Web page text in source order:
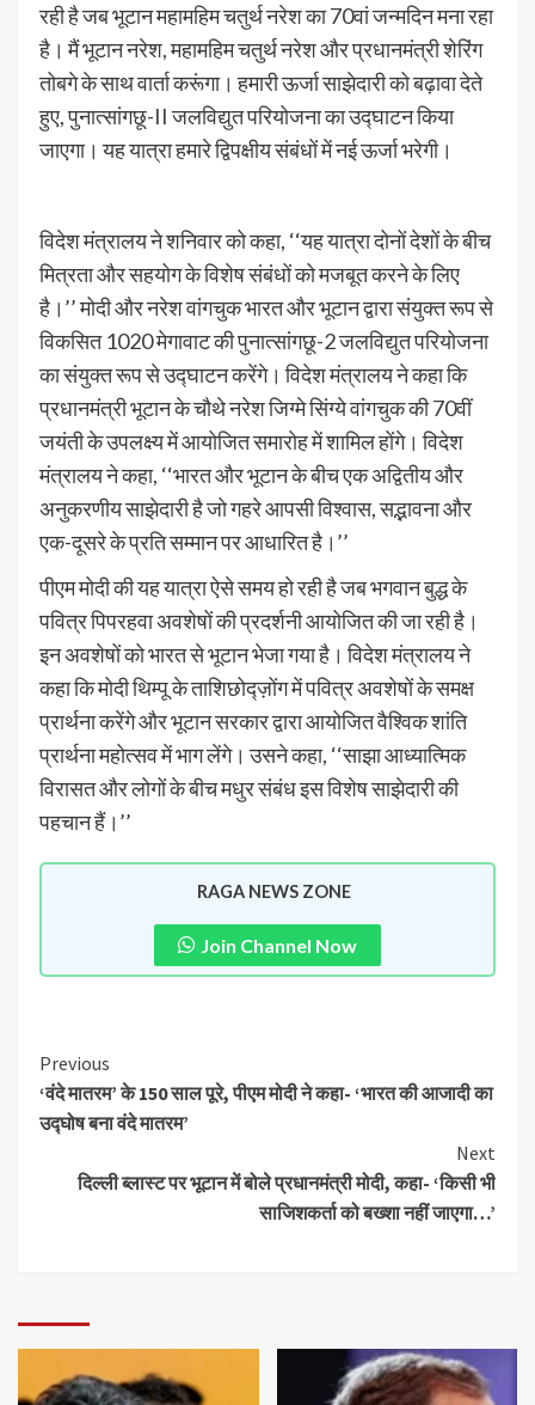
रही है जब भूटान महामहिम चतुर्थ नरेश का 70वां जन्मदिन मना रहा
है। मैं भूटान नरेश, महामहिम चतुर्थ नरेश और प्रधानमंत्री शेरिंग
तोबगे के साथ वार्ता करूंगा। हमारी ऊर्जा साझेदारी को बढ़ावा देते
हुए, पुनात्सांगछू-II जलविद्युत परियोजना का उद्घाटन किया
जाएगा। यह यात्रा हमारे द्विपक्षीय संबंधों में नई ऊर्जा भरेगी।
विदेश मंत्रालय ने शनिवार को कहा, ‘‘यह यात्रा दोनों देशों के बीच
मित्रता और सहयोग के विशेष संबंधों को मजबूत करने के लिए
है।’’ मोदी और नरेश वांगचुक भारत और भूटान द्वारा संयुक्त रूप से
विकसित 1020 मेगावाट की पुनात्सांगछू-2 जलविद्युत परियोजना
का संयुक्त रूप से उद्घाटन करेंगे। विदेश मंत्रालय ने कहा कि
प्रधानमंत्री भूटान के चौथे नरेश जिग्मे सिंग्ये वांगचुक की 70वीं
जयंती के उपलक्ष्य में आयोजित समारोह में शामिल होंगे। विदेश
मंत्रालय ने कहा, ‘‘भारत और भूटान के बीच एक अद्वितीय और
अनुकरणीय साझेदारी है जो गहरे आपसी विश्वास, सद्भावना और
एक-दूसरे के प्रति सम्मान पर आधारित है।’’
पीएम मोदी की यह यात्रा ऐसे समय हो रही है जब भगवान बुद्ध के
पवित्र पिपरहवा अवशेषों की प्रदर्शनी आयोजित की जा रही है।
इन अवशेषों को भारत से भूटान भेजा गया है। विदेश मंत्रालय ने
कहा कि मोदी थिम्पू के ताशिछोद्ज़ोंग में पवित्र अवशेषों के समक्ष
प्रार्थना करेंगे और भूटान सरकार द्वारा आयोजित वैश्विक शांति
प्रार्थना महोत्सव में भाग लेंगे। उसने कहा, ‘‘साझा आध्यात्मिक
विरासत और लोगों के बीच मधुर संबंध इस विशेष साझेदारी की
पहचान हैं।’’
RAGA NEWS ZONE
Join Channel Now
Previous
‘वंदे मातरम’ के 150 साल पूरे, पीएम मोदी ने कहा- ‘भारत की आजादी का
उद्घोष बना वंदे मातरम’
Next
दिल्ली ब्लास्ट पर भूटान में बोले प्रधानमंत्री मोदी, कहा- ‘किसी भी
साजिशकर्ता को बख्शा नहीं जाएगा…’